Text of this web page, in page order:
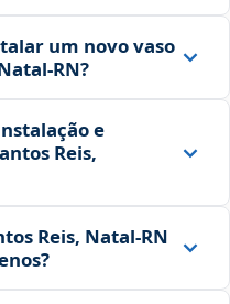
um novo vaso
e
Reis,
Reis, Natal‑RN